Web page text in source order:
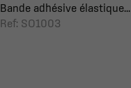
Bande adhésive élastique...
Ref: SO1003